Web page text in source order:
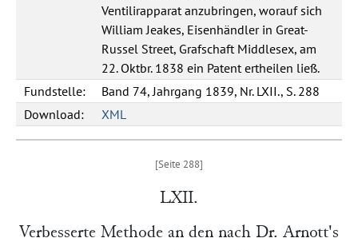
Ventilirapparat anzubringen, worauf sich
William Jeakes, Eisenhändler in Great-
Russel Street, Grafschaft Middlesex, am
22. Oktbr. 1838 ein Patent ertheilen ließ.
Fundstelle:
Band 74, Jahrgang 1839, Nr. LXII., S. 288
Download:
XML
LXII.
Verbesserte Methode an den nach Dr. Arnott's